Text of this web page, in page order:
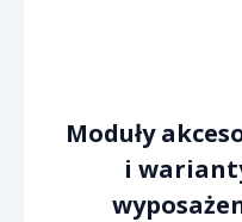
Moduły
i